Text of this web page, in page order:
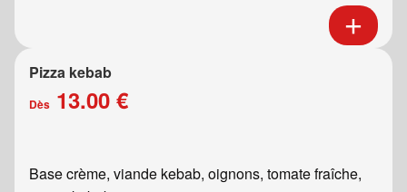
Pizza kebab
Dès 13.00 €
Base crème, viande kebab, oignons, tomate fraîche,